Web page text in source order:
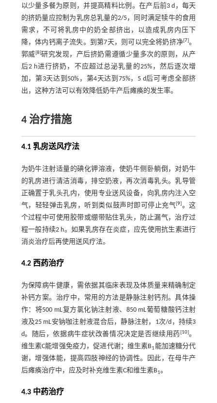
以少量多餐为原则，并提高精料比例。在产后前3 d，每天
的挤奶量应控制为乳房总乳量的2/5，同时满足犊牛的食用
需求，不可将乳房中的奶全部挤出，以造成乳房内压下
降，体内钙离子流失。到第7天，则可以完全将奶挤净[7]。
郭威[8]研究发现，产后挤奶需遵循少量多次的原则，从产
后2 h进行挤奶，不应超过总泌乳量的25%，然后逐次增
加，第3天达到50%，第4天达到75%，5 d后可考虑全部挤
出，这种方法可以有效降低奶牛产后瘫痪的发生率。
4 治疗措施
4.1 乳房送风疗法
为奶牛注射适量的碘化钾溶液，使奶牛侧卧躺倒，对奶牛
的乳房进行清洁消毒，排空奶液，再次消毒乳头。乳导管
正确置于乳头孔内，使用专业送风设备，向乳房内注入空
气，轻轻弹击乳房，听到类似鼓声时即可停止充气[9]。这
个过程中可使用胶带或绷带贴住乳头，防止漏气，治疗过
程一般持续2 h。如果乳房存在炎症，应先使用抗生素进行
消炎治疗后再使用送风疗法。
4.2 西药治疗
为保障病牛健康，需依据其临床表现及体质量来精确制定
补钙方案。治疗中，常用的方法是静脉注射钙剂。具体操
作：将500 mL复方氯化钠注射液、850 mL葡萄糖酸钙注射
液及25 mL安钠咖注射液混合后，静脉注射，1次/d，持续3
d。随后，依据病牛症状改善情况决定是否继续用药 [10]。
维生素C能增强免疫力，促进代谢；维生素B1 能加速糖分代
谢，增强体能，提高四肢神经的协调性。因此，在母牛产
后瘫痪治疗中，应及时补充维生素C和维生素B1。
4.3 中药治疗